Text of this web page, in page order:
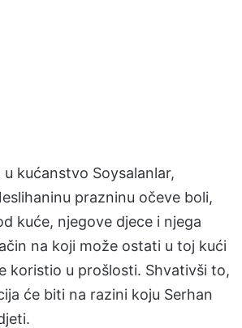
u kućanstvo Soysalanlar,
prazninu očeve boli,
kuće, njegove djece i njega
na koji može ostati u toj kući
koristio u prošlosti. Shvativši to,
će biti na razini koju Serhan